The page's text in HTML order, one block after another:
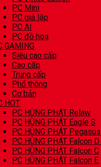
PC Mini
PC giả lập
PC AI
PC đồ hoạ
GAMING
Siêu cao cấp
Cao cấp
Trung cấp
Phổ thông
Cơ bản
HOT
PC HÙNG PHÁT Relaw
PC HÙNG PHÁT Eagle S
PC HÙNG PHÁT
PC HÙNG PHÁT Falcon
PC HÙNG PHÁT Falcon C
PC HÙNG PHÁT Falcon E